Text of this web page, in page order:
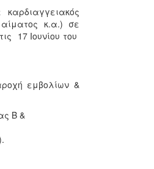
καρδιαγγειακός
αίματος κ.α.) σε
17 Ιουνίου του
εμβολίων &
Β &